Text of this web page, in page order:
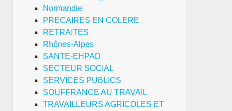
Normandie
PRECAIRES EN COLERE
RETRAITES
Rhônes-Alpes
SANTE-EHPAD
SECTEUR SOCIAL
SERVICES PUBLICS
SOUFFRANCE AU TRAVAIL
TRAVAILLEURS AGRICOLES ET